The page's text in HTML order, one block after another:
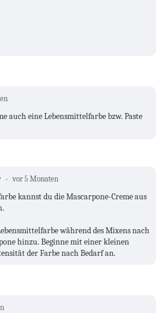
auch eine Lebensmittelfarbe bzw. Paste
vor 5 Monaten
kannst du die Mascarpone-Creme aus
während des Mixens nach
hinzu. Beginne mit einer kleinen
der Farbe nach Bedarf an.